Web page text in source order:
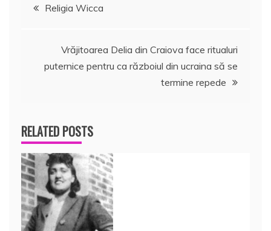
articole
Religia Wicca
Vrăjitoarea Delia din Craiova face ritualuri
puternice pentru ca războiul din ucraina să se
termine repede
RELATED POSTS